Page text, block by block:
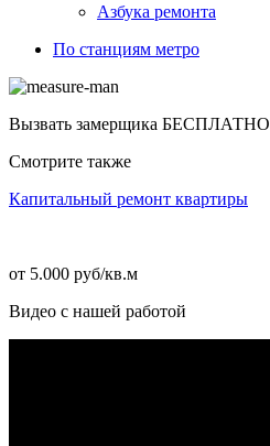
Азбука ремонта
По станциям метро
Вызвать замерщика БЕСПЛАТНО
Смотрите также
Капитальный ремонт квартиры
от 5.000 руб/кв.м
Видео с нашей работой